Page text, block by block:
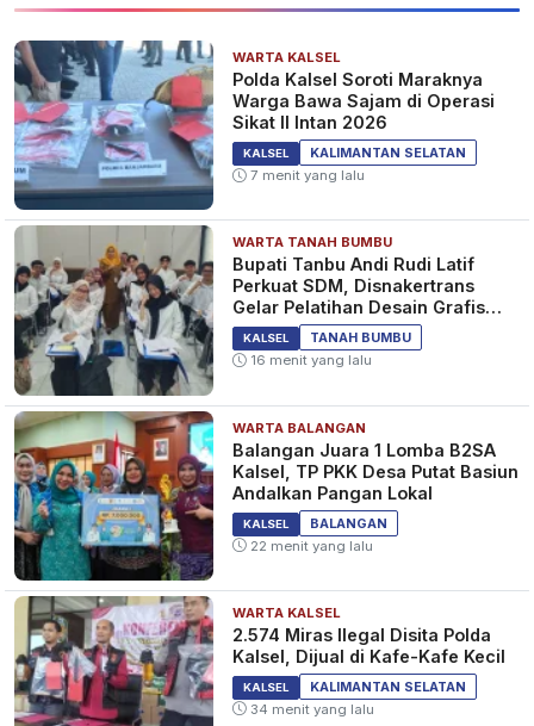
WARTA KALSEL
Polda Kalsel Soroti Maraknya
Warga Bawa Sajam di Operasi
Sikat II Intan 2026
KALSEL
KALIMANTAN SELATAN
7 menit yang lalu
WARTA TANAH BUMBU
Bupati Tanbu Andi Rudi Latif
Perkuat SDM, Disnakertrans
Gelar Pelatihan Desain Grafis
dan Barbershop
KALSEL
TANAH BUMBU
16 menit yang lalu
WARTA BALANGAN
Balangan Juara 1 Lomba B2SA
Kalsel, TP PKK Desa Putat Basiun
Andalkan Pangan Lokal
KALSEL
BALANGAN
22 menit yang lalu
WARTA KALSEL
2.574 Miras Ilegal Disita Polda
Kalsel, Dijual di Kafe-Kafe Kecil
KALSEL
KALIMANTAN SELATAN
34 menit yang lalu